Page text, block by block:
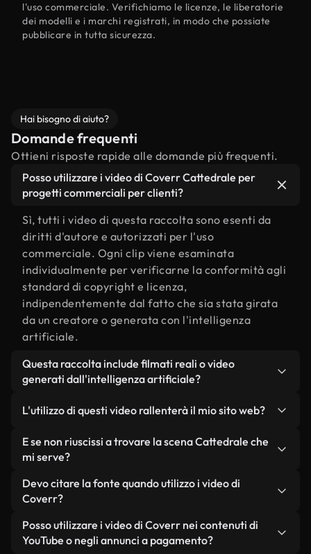
l'uso commerciale. Verifichiamo le licenze, le liberatorie
dei modelli e i marchi registrati, in modo che possiate
pubblicare in tutta sicurezza.
Hai bisogno di aiuto?
Domande frequenti
Ottieni risposte rapide alle domande più frequenti.
Posso utilizzare i video di Coverr Cattedrale per
progetti commerciali per clienti?
Sì, tutti i video di questa raccolta sono esenti da
diritti d'autore e autorizzati per l'uso
commerciale. Ogni clip viene esaminata
individualmente per verificarne la conformità agli
standard di copyright e licenza,
indipendentemente dal fatto che sia stata girata
da un creatore o generata con l'intelligenza
artificiale.
Questa raccolta include filmati reali o video
generati dall'intelligenza artificiale?
da filmati reali, girati da persone, relativi a
Cattedrale, e da video generati dall'intelligenza
artificiale. Ogni video è chiaramente etichettato,
L'utilizzo di questi video rallenterà il mio sito web?
Non se scegli le nostre versioni ottimizzate.
Offriamo formati leggeri e pronti per il web,
mantengono alta la qualità, riducono al minimo i
tempi di caricamento e migliorano parametri
come LCP.
E se non riuscissi a trovare la scena Cattedrale che
mi serve?
Puoi crearne uno all'istante utilizzando Coverr AI
Studio. Ti basta descrivere la scena, ad esempio
pochi secondi un video personalizzato in
conformità con i nostri standard di licenza.
Devo citare la fonte quando utilizzo i video di
Coverr?
Non è richiesto alcun riconoscimento dell'autore.
Tutti i video presenti nella nostra libreria sono
Posso utilizzare i video di Coverr nei contenuti di
YouTube o negli annunci a pagamento?